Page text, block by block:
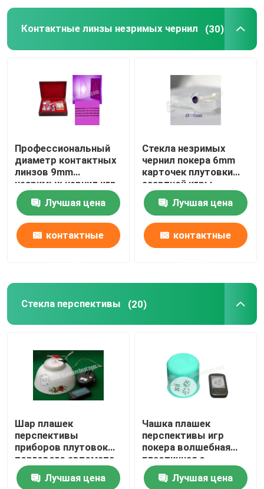
Контактные линзы незримых чернил (30)
Профессиональный
диаметр контактных
линзов 9mm
незримых чернил игр
покера
Лучшая цена
контактные
Стекла незримых
чернил покера 6mm
карточек плутовки
азартной игры
маркированные UV
для глаз Брайна
Лучшая цена
контактные
Стекла перспективы (20)
Шар плашек
перспективы
приборов плутовок
торгового автомата
для волшебной
выставкиЛучшая цена
Чашка плашек
перспективы игр
покера волшебная
пластичная с
плашками казино
волшебными
Лучшая цена